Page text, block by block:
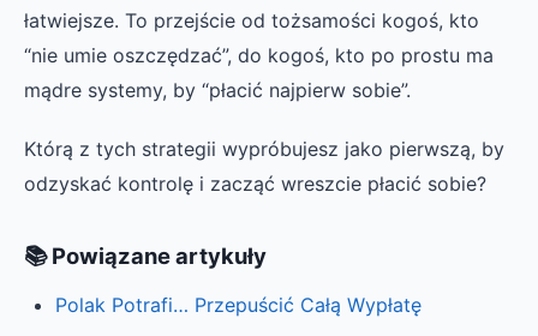
łatwiejsze. To przejście od tożsamości kogoś, kto
“nie umie oszczędzać”, do kogoś, kto po prostu ma
mądre systemy, by “płacić najpierw sobie”.
Którą z tych strategii wypróbujesz jako pierwszą, by
odzyskać kontrolę i zacząć wreszcie płacić sobie?
📚 Powiązane artykuły
Polak Potrafi… Przepuścić Całą Wypłatę